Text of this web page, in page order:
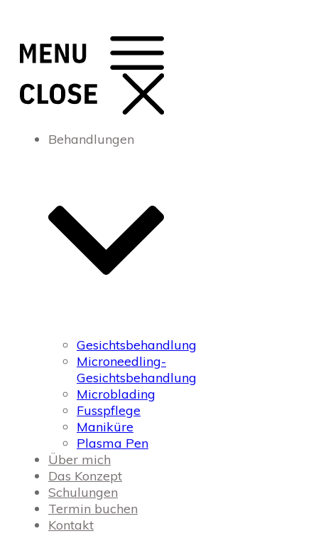
Behandlungen
Gesichtsbehandlung
Microneedling-
Gesichtsbehandlung
Microblading
Fusspflege
Maniküre
Plasma Pen
Über mich
Das Konzept
Schulungen
Termin buchen
Kontakt